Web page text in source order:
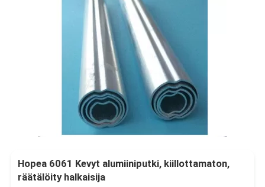
Hopea 6061 Kevyt alumiiniputki, kiillottamaton,
räätälöity halkaisija